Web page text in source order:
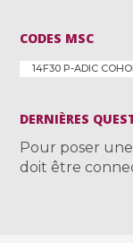
CODES MSC
14F30 P-ADIC
DERNIÈRES
Pour poser
doit être